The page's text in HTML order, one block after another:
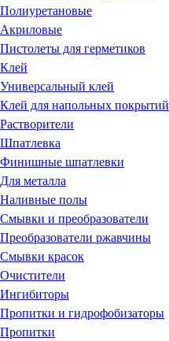
Полиуретановые
Акриловые
Пистолеты для герметиков
Клей
Универсальный клей
Клей для напольных покрытий
Растворители
Шпатлевка
Финишные шпатлевки
Для металла
Наливные полы
Смывки и преобразователи
Преобразователи ржавчины
Смывки красок
Очистители
Ингибиторы
Пропитки и гидрофобизаторы
Пропитки